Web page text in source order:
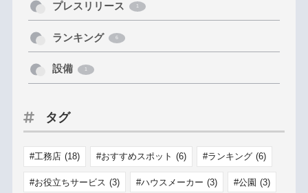
プレスリリース 1
ランキング 6
設備 1
タグ
工務店 (18) おすすめスポット (6) ランキング (6)
お役立ちサービス (3) ハウスメーカー (3) 公園 (3)